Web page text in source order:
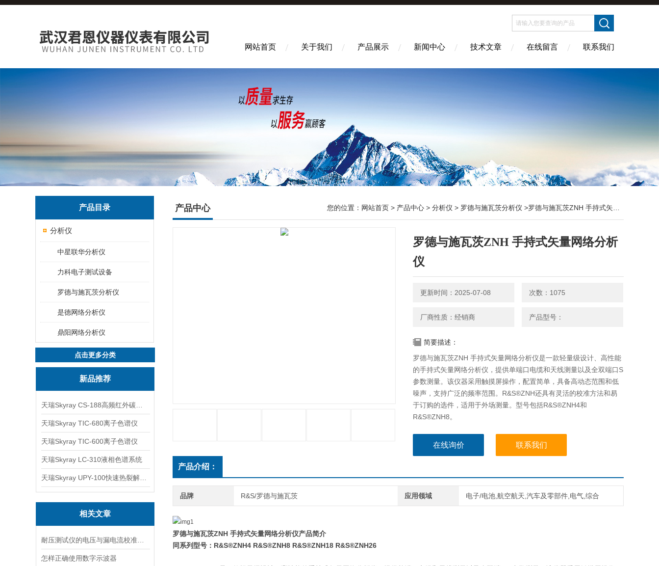
网站首页 关于我们 产品展示 新闻中心 技术文章 在线留言 联系我们
产品目录
分析仪
中星联华分析仪
力科电子测试设备
罗德与施瓦茨分析仪
是德网络分析仪
鼎阳网络分析仪
点击更多分类
新品推荐
天瑞Skyray TIC-680离子色谱仪
天瑞Skyray TIC-600离子色谱仪
天瑞Skyray LC-310液相色谱系统
相关文章
怎样正确使用数字示波器
产品中心 您的位置： 网站首页 > 产品中心 > 分析仪 > 罗德与施瓦茨分析仪 >罗德与施瓦茨ZNH 手持式矢量网络分析仪
罗德与施瓦茨ZNH 手持式矢量网络分析
仪
更新时间：2025-07-08 次数：1075
厂商性质：经销商 产品型号：
简要描述：
罗德与施瓦茨ZNH 手持式矢量网络分析仪是一款轻量级设计、高性能
的手持式矢量网络分析仪，提供单端口电缆和天线测量以及全双端口S
参数测量。该仪器采用触摸屏操作，配置简单，具备高动态范围和低
噪声，支持广泛的频率范围。R&S®ZNH还具有灵活的校准方法和易
于订购的选件，适用于外场测量。型号包括R&S®ZNH4和
R&S®ZNH8。
在线询价 联系我们
产品介绍：
品牌 R&S/罗德与施瓦茨 应用领域 电子/电池,航空航天,汽车及零部件,电气,综合
罗德与施瓦茨ZNH 手持式矢量网络分析仪产品简介
同系列型号： R&S®ZNH4 R&S®ZNH8 R&S®ZNH18 R&S®ZNH26